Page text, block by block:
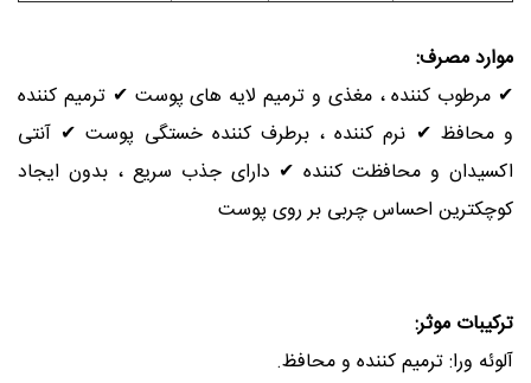
مصرف:
کننده ، مغذی و ترمیم لایه های پوست ✔ ترمیم کننده
✔ نرم کننده ، برطرف کننده خستگی پوست ✔ آنتی
و محافظت کننده ✔ دارای جذب سریع ، بدون ایجاد
احساس چربی بر روی پوست
موثر:
ورا:ترمیم کننده و محافظ.